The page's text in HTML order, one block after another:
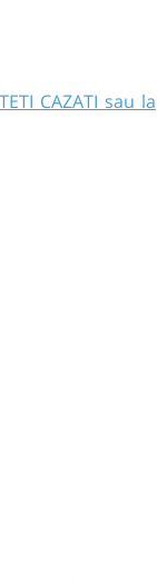
CAZATI sau la